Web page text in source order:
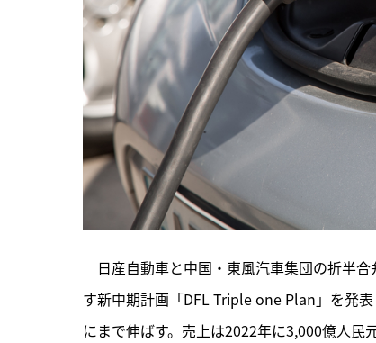
日産自動車と中国・東風汽車集団の折半
す新中期計画「DFL Triple one Plan」を発
にまで伸ばす。売上は2022年に3,000億人